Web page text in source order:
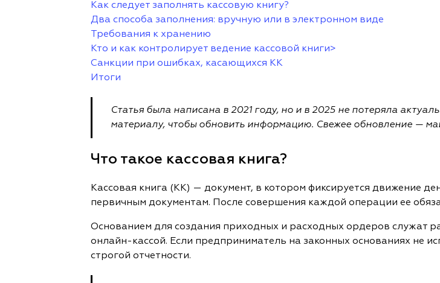
Как следует заполнять кассовую книгу?
Два способа заполнения: вручную или в электронном виде
Требования к хранению
Кто и как контролирует ведение кассовой книги>
Санкции при ошибках, касающихся КК
Итоги
Статья была написана в 2021 году, но и в 2025 не потеряла
материалу, чтобы обновить информацию. Свежее обновление —
Что такое кассовая книга?
Кассовая книга (КК) — документ, в котором фиксируется движение
первичным документам. После совершения каждой операции ее
Основанием для создания приходных и расходных ордеров служат
онлайн-кассой. Если предприниматель на законных основаниях не
строгой отчетности.